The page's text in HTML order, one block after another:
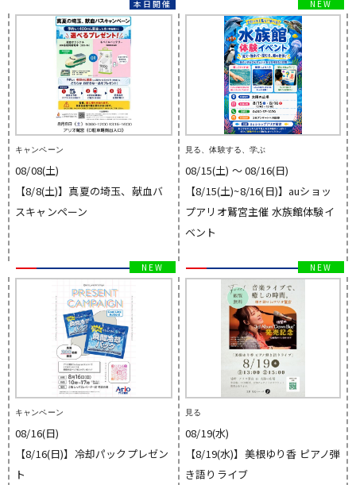
キャンペーン
08/08(土)
【8/8(土)】真夏の埼玉、献血バ
スキャンペーン
見る、体験する、学ぶ
08/15(土) 〜 08/16(日)
【8/15(土)~8/16(日)】auショッ
プアリオ鷲宮主催 水族館体験イ
ベント
キャンペーン
08/16(日)
【8/16(日)】冷却パックプレゼン
ト
見る
08/19(水)
【8/19(水)】美根ゆり香 ピアノ弾
き語りライブ